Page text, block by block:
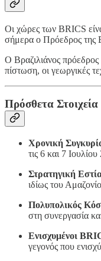
Οι χώρες των BRICS
σήμερα ο Πρόεδρος της
Ο Βραζιλιάνος
πίστωση, οι γεωργικές
Πρόσθετα Στοιχεία
Χρονική
τις 6 και 7
Στρατηγική
ιδίως του
Πολυπολικός
στη συνεργασία
Ενισχυμένοι
γεγονός που